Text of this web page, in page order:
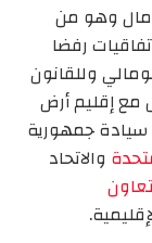
وهو من
رفضا
وللقانون
مع إقليم أرض
سيادة جمهورية
والاتحاد